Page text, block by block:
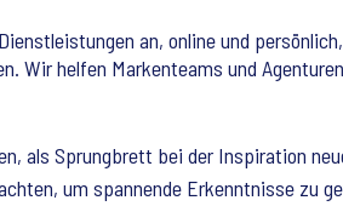
an, online und
Wir helfen Markenteams und
als Sprungbrett bei der Inspiration
um spannende Erkenntnisse zu